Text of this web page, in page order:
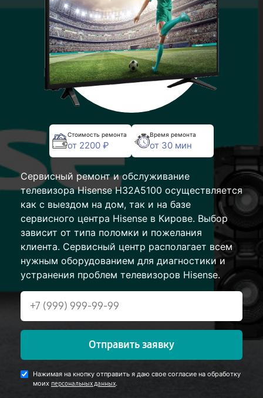
Стоимость ремонта
от 2200 ₽
Время ремонта
от 30 мин
Сервисный ремонт и обслуживание
телевизора Hisense H32A5100 осуществляется
как с выездом на дом, так и на базе
сервисного центра Hisense в Кирове. Выбор
зависит от типа поломки и пожелания
клиента. Сервисный центр располагает всем
нужным оборудованием для диагностики и
устранения проблем телевизоров Hisense.
Отправить заявку
Нажимая на кнопку отправить я даю свое согласие на обработку
моих персональных данных.